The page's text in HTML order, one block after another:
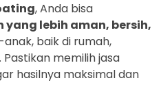
, Anda bisa
yang lebih aman, bersih,
baik di rumah,
memilih jasa
hasilnya maksimal dan